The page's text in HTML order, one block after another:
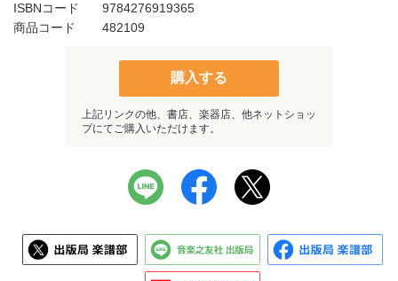
ISBNコード
9784276919365
商品コード
482109
購入する
上記リンクの他、書店、楽器店、他ネットショッ
プにてご購入いただけます。